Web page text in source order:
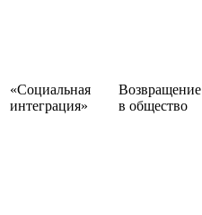
«Социальная
интеграция»
Возвращение
в общество